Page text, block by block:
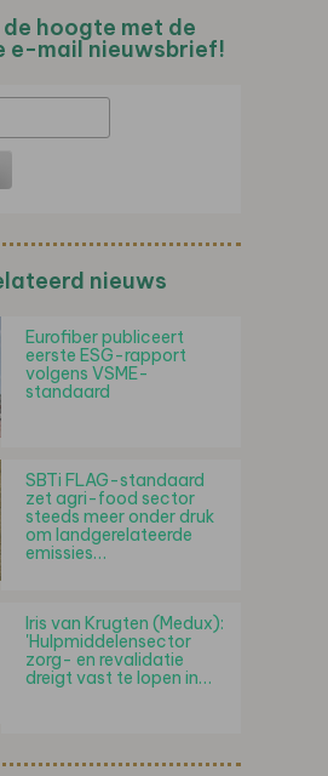
hoogte met de
e-mail nieuwsbrief!
nieuws
Eurofiber publiceert
eerste ESG-rapport
volgens VSME-
standaard
SBTi FLAG-standaard
zet agri-food sector
steeds meer onder druk
om landgerelateerde
emissies…
Iris van Krugten (Medux):
'Hulpmiddelensector
zorg- en revalidatie
dreigt vast te lopen in…